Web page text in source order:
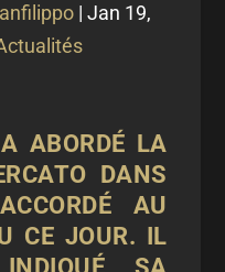
| Jan 19,
ABORDÉ LA
DANS
AU
CE JOUR. IL